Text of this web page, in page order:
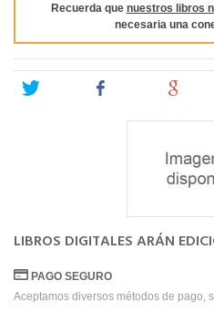
Recuerda que nuestros libros
necesaria una
Tweet
LIBROS DIGITALES ARÁN
PAGO SEGURO
Aceptamos diversos métodos de pago,